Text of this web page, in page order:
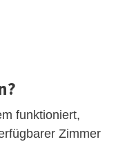
funktioniert,
Zimmer